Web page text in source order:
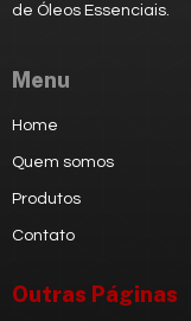
de Óleos Essenciais.
Menu
Home
Quem somos
Produtos
Contato
Outras Páginas